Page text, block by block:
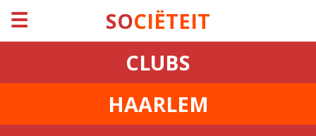
☰ SOCIËTEIT
CLUBS
HAARLEM